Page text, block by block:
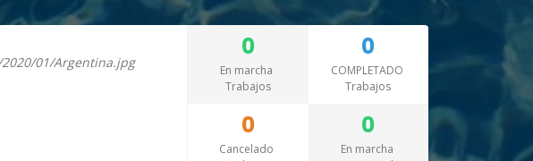
0
En marcha
Trabajos
0
COMPLETADO
Trabajos
0
Cancelado
0
En marcha